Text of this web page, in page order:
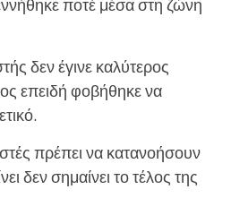
δεν έγινε καλύτερος
επειδή φοβήθηκε να
πρέπει να κατανοήσουν
δεν σημαίνει το τέλος της